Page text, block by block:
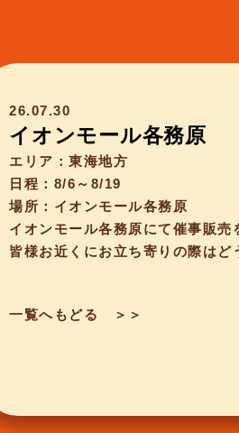
26.07.30
イオンモール各務原
エリア：東海地方
日程：8/6～8/19
場所：イオンモール各務原
イオンモール各務原にて催事販売
皆様お近くにお立ち寄りの際はど
一覧へもどる ＞＞